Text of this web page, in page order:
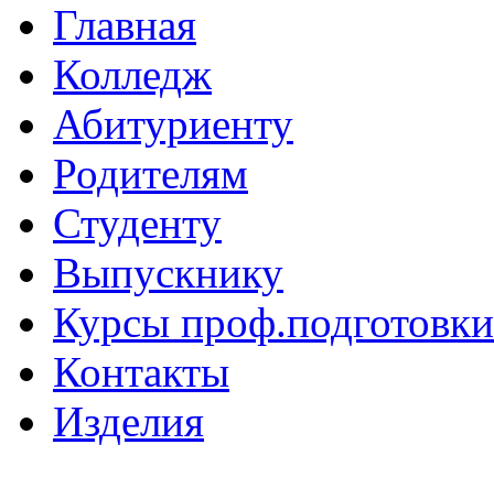
Главная
Колледж
Абитуриенту
Родителям
Студенту
Выпускнику
Курсы проф.подготовки
Контакты
Изделия